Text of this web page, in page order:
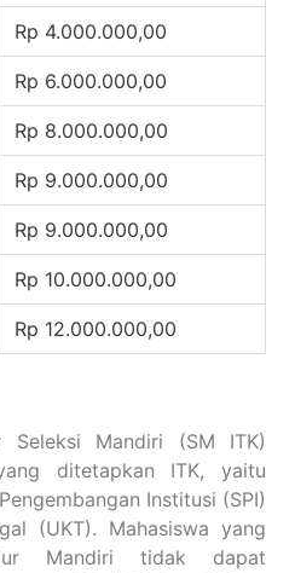
Rp 4.000.000,00
Rp 6.000.000,00
Rp 8.000.000,00
Rp 9.000.000,00
Rp 9.000.000,00
Rp 10.000.000,00
Rp 12.000.000,00
Seleksi Mandiri (SM ITK)
ditetapkan ITK, yaitu
Institusi (SPI)
(UKT). Mahasiswa yang
Mandiri tidak dapat